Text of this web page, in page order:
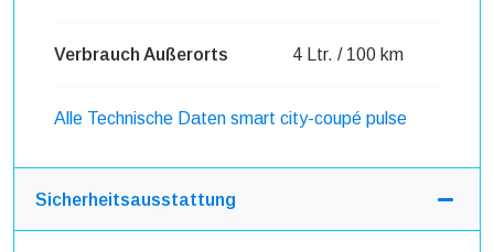
Verbrauch Außerorts 4 Ltr. / 100 km
Alle Technische Daten smart city-coupé pulse
Sicherheitsausstattung